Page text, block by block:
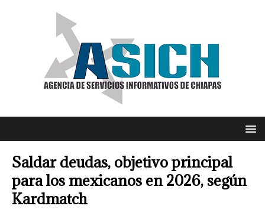
Saldar deudas, objetivo principal
para los mexicanos en 2026, según
Kardmatch